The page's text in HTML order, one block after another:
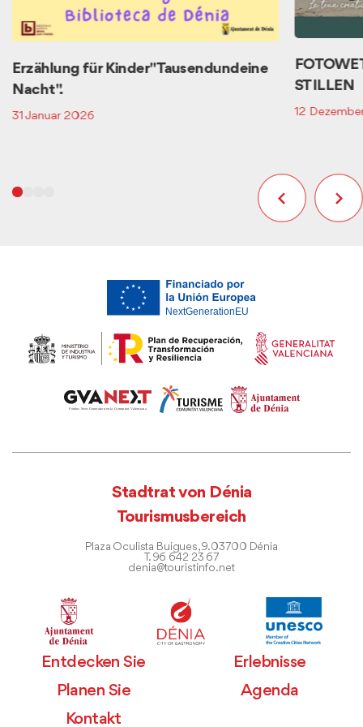
Erzählung für Kinder "Tausendundeine
Nacht".
31 Januar 2026
STILLEN
12
Stadtrat von Dénia
Tourismusbereich
Plaza Oculista Buigues, 9. 03700 Dénia
T. 96 642 23 67
denia@touristinfo.net
Entdecken Sie
Erlebnisse
Planen Sie
Agenda
Kontakt